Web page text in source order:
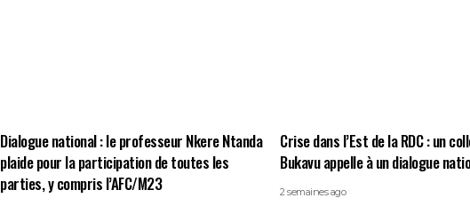
Dialogue national : le professeur Nkere Ntanda
plaide pour la participation de toutes les
parties, y compris l’AFC/M23
Crise dans l’Est de la RDC : un
Bukavu appelle à un dialogue
2 semaines ago